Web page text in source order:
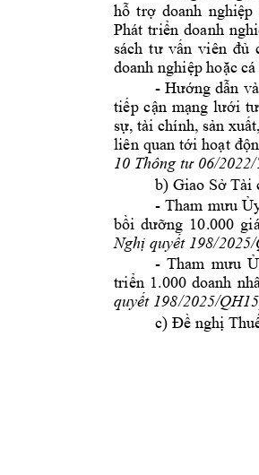
hỗ trợ doanh nghiệp
Phát triển doanh
sách tư vấn viên đủ
doanh nghiệp hoặc
- Hướng dẫn và
tiếp cận mạng lưới tư
sự, tài chính, sản
liên quan tới hoạt
10 Thông tư 06/2022/
b) Giao Sở Tài
- Tham mưu
bồi dưỡng 10.000
Nghị quyết 198/
- Tham mưu
triển 1.000 doanh
quyết 198/2025/
c) Đề nghị